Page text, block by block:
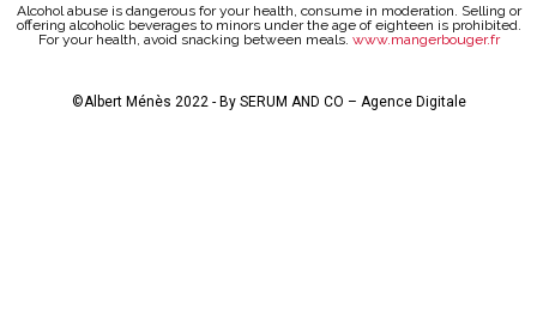
Alcohol abuse is dangerous for your health, consume in moderation. Selling or
offering alcoholic beverages to minors under the age of eighteen is prohibited.
For your health, avoid snacking between meals. www.mangerbouger.fr
©Albert Ménès 2022 - By SERUM AND CO – Agence Digitale